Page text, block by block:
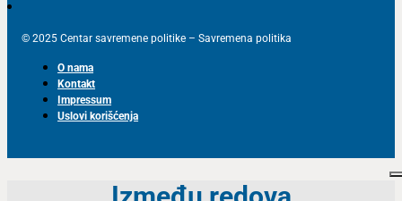
© 2025 Centar savremene politike – Savremena politika
O nama
Kontakt
Impressum
Uslovi korišćenja